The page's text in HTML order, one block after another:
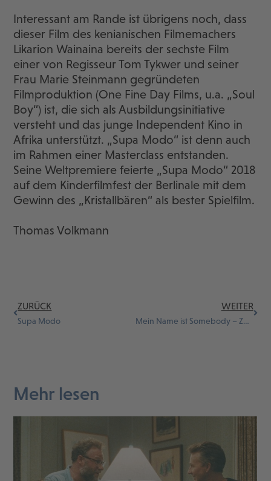
Interessant am Rande ist übrigens noch, dass
dieser Film des kenianischen Filmemachers
Likarion Wainaina bereits der sechste Film
einer von Regisseur Tom Tykwer und seiner
Frau Marie Steinmann gegründeten
Filmproduktion (One Fine Day Films, u.a. „Soul
Boy“) ist, die sich als Ausbildungsinitiative
versteht und das junge Independent Kino in
Afrika unterstützt. „Supa Modo“ ist denn auch
im Rahmen einer Masterclass entstanden.
Seine Weltpremiere feierte „Supa Modo“ 2018
auf dem Kinderfilmfest der Berlinale mit dem
Gewinn des „Kristallbären“ als bester Spielfilm.
Thomas Volkmann
ZURÜCK
Supa Modo
WEITER
Mein Name ist Somebody – Zwei Fäuste kehren zurück
Mehr lesen